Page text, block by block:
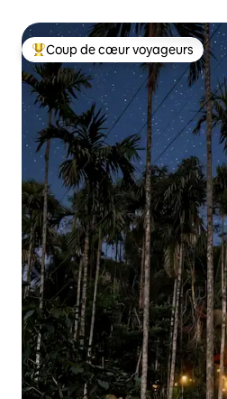
Coups de cœur voyageurs les
Coup de cœur voyageurs